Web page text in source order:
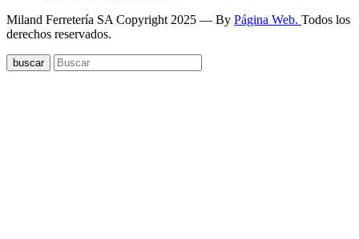
Miland Ferretería SA Copyright 2025 — By Página Web. Todos los
derechos reservados.
buscar